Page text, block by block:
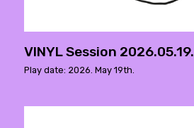
VINYL Session 2026.05.19.
Play date: 2026. May 19th.